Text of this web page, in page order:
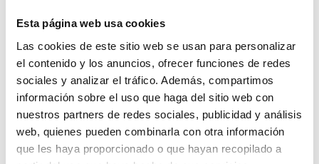
Esta página web usa cookies
Las cookies de este sitio web se usan para personalizar
el contenido y los anuncios, ofrecer funciones de redes
sociales y analizar el tráfico. Además, compartimos
información sobre el uso que haga del sitio web con
nuestros partners de redes sociales, publicidad y análisis
web, quienes pueden combinarla con otra información
que les haya proporcionado o que hayan recopilado a
Envío gratis +60€
Pago seguro
Entrega 24/72h